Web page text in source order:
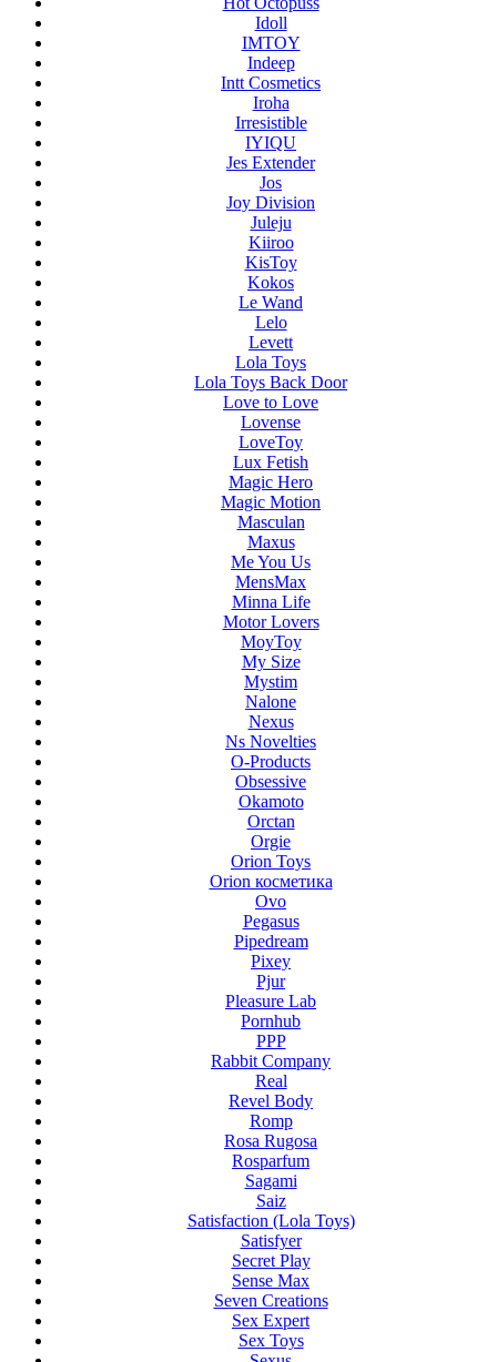
Idoll
IMTOY
Indeep
Intt Cosmetics
Iroha
Irresistible
IYIQU
Jes Extender
Jos
Joy Division
Juleju
Kiiroo
KisToy
Kokos
Le Wand
Lelo
Levett
Lola Toys
Lola Toys Back Door
Love to Love
Lovense
LoveToy
Lux Fetish
Magic Hero
Magic Motion
Masculan
Maxus
Me You Us
MensMax
Minna Life
Motor Lovers
MoyToy
My Size
Mystim
Nalone
Nexus
Ns Novelties
O-Products
Obsessive
Okamoto
Orctan
Orgie
Orion Toys
Orion косметика
Ovo
Pegasus
Pipedream
Pixey
Pjur
Pleasure Lab
Pornhub
PPP
Rabbit Company
Real
Revel Body
Romp
Rosa Rugosa
Rosparfum
Sagami
Saiz
Satisfaction (Lola Toys)
Satisfyer
Secret Play
Sense Max
Seven Creations
Sex Expert
Sex Toys